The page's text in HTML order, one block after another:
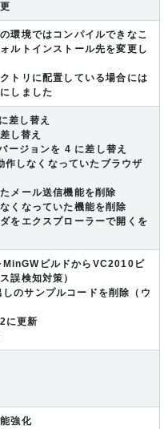
環境ではコンパイルできなこ
ルトインストール先を変更し
トリに配置している場合には
しました
差し替え
し替え
ジョンを 4 に差し替え
しなくなっていたブラウザ
メール送信機能を削除
くなっていた機能を削除
をエクスプローラーで開くを
ビルドからVC2010ビ
誤検知対策）
のサンプルコードを削除（ウ
更新
強化